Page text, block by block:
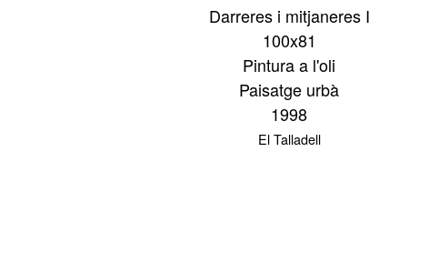
Darreres i mitjaneres I
100x81
Pintura a l'oli
Paisatge urbà
1998
El Talladell